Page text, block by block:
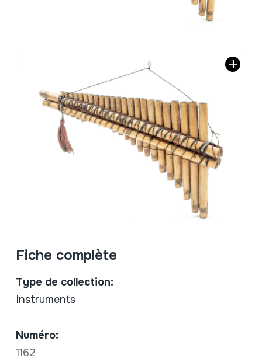
Fiche complète
Type de collection:
Instruments
Numéro:
1162